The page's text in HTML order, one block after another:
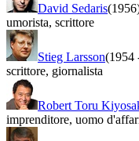
David Sedaris
umorista, scrittore
Stieg Larsson(1954
scrittore, giornalista
Robert Toru
imprenditore, uomo